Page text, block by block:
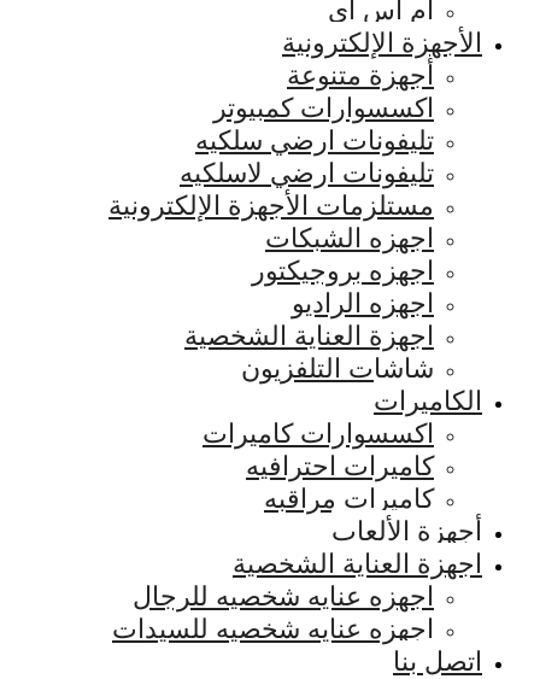
ام اس اي
الأجهزة الإلكترونية
أجهزة متنوعة
اكسسوارات كمبيوتر
تليفونات ارضي سلكيه
تليفونات ارضي لاسلكيه
مستلزمات الأجهزة الإلكترونية
اجهزه الشبكات
اجهزه بروجيكتور
اجهزه الراديو
اجهزة العناية الشخصية
شاشات التلفزيون
الكاميرات
اكسسوارات كاميرات
كاميرات احترافيه
كاميرات مراقبه
أجهزة الألعاب
اجهزة العناية الشخصية
اجهزه عنايه شخصيه للرجال
اجهزه عنايه شخصيه للسيدات
اتصل بنا